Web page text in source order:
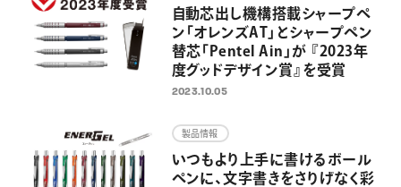
自動芯出し機構搭載シャープペ
ン「オレンズAT」とシャープペン
替芯「Pentel Ain」が 『2023年
度グッドデザイン賞』を受賞
2023.10.05
製品情報
いつもより上手に書けるボール
ペンに、文字書きをさりげなく彩